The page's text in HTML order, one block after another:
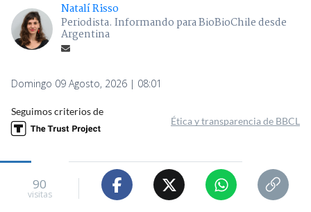
Natalí Risso
Periodista. Informando para BioBioChile desde
Argentina
Domingo 09 Agosto, 2026 | 08:01
Seguimos criterios de
Ética y transparencia de BBCL
90
visitas